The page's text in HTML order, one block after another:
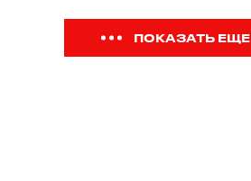
ПОКАЗАТЬ ЕЩЕ